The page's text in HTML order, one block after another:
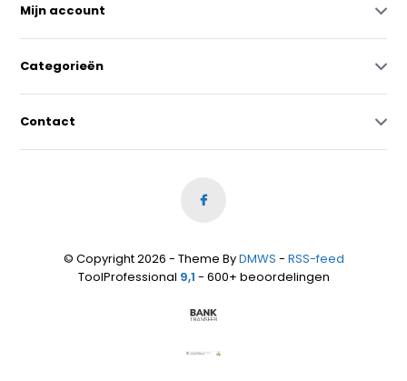
Mijn account
Categorieën
Contact
© Copyright 2026 - Theme ByDMWS - RSS-feed
ToolProfessional 9,1 - 600+ beoordelingen